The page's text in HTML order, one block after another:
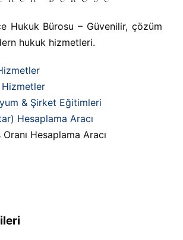
Hukuk Bürosu – Güvenilir, çözüm
hukuk hizmetleri.
Hizmetler
& Şirket Eğitimleri
Hesaplama Aracı
Hesaplama Aracı